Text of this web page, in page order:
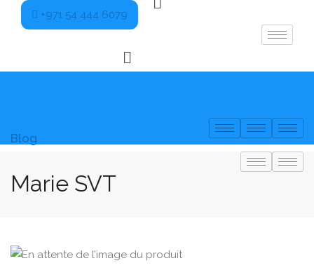
+971 54 444 6079
Blog
Marie SVT